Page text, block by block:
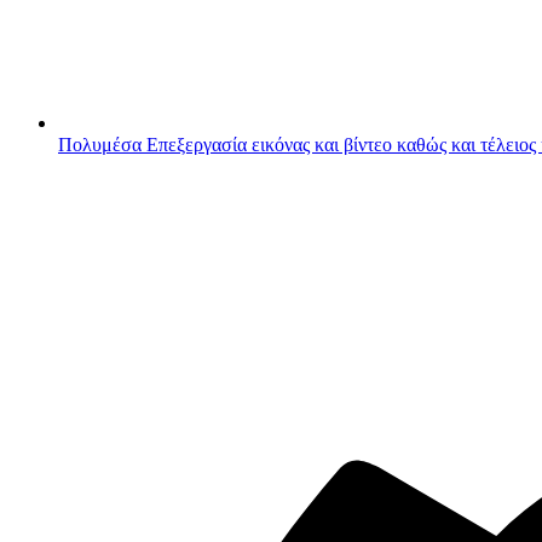
Πολυμέσα Επεξεργασία εικόνας και βίντεο καθώς και τέλειος